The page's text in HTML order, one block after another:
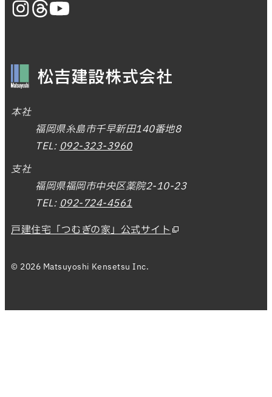
本社
福岡県糸島市千早新田140番地8
TEL: 092-323-3960
支社
福岡県福岡市中央区薬院2-10-23
TEL:092-724-4561
戸建住宅「つむぎの家」公式サイト
© 2026 Matsuyoshi Kensetsu Inc.